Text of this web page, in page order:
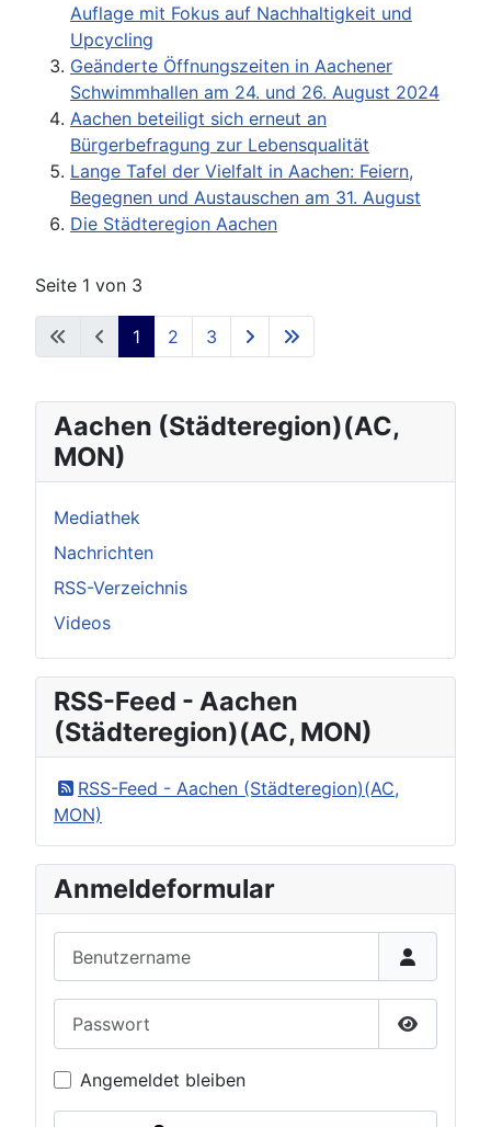
Auflage mit Fokus auf Nachhaltigkeit und
Upcycling
Geänderte Öffnungszeiten in Aachener
Schwimmhallen am 24. und 26. August 2024
Aachen beteiligt sich erneut an
Bürgerbefragung zur Lebensqualität
Lange Tafel der Vielfalt in Aachen: Feiern,
Begegnen und Austauschen am 31. August
Die Städteregion Aachen
Seite 1 von 3
1 2 3
Aachen (Städteregion)(AC,
MON)
Mediathek
Nachrichten
RSS-Verzeichnis
Videos
RSS-Feed - Aachen
(Städteregion)(AC, MON)
RSS-Feed - Aachen (Städteregion)(AC,
MON)
Anmeldeformular
Passwort
Angemeldet bleiben